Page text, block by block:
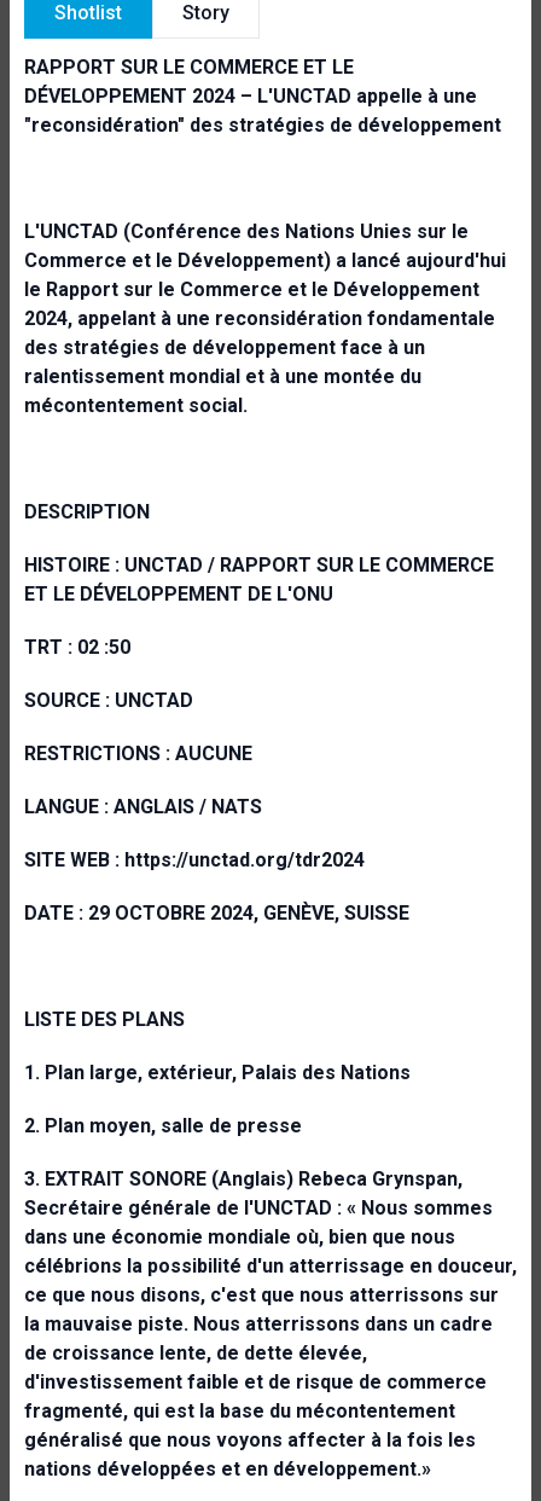
Shotlist Story
RAPPORT SUR LE COMMERCE ET LE
DÉVELOPPEMENT 2024 – L'UNCTAD appelle à une
"reconsidération" des stratégies de développement
L'UNCTAD (Conférence des Nations Unies sur le
Commerce et le Développement) a lancé aujourd'hui
le Rapport sur le Commerce et le Développement
2024, appelant à une reconsidération fondamentale
des stratégies de développement face à un
ralentissement mondial et à une montée du
mécontentement social.
DESCRIPTION
HISTOIRE : UNCTAD / RAPPORT SUR LE COMMERCE
ET LE DÉVELOPPEMENT DE L'ONU
TRT : 02 :50
SOURCE : UNCTAD
RESTRICTIONS : AUCUNE
LANGUE : ANGLAIS / NATS
SITE WEB : https://unctad.org/tdr2024
DATE : 29 OCTOBRE 2024, GENÈVE, SUISSE
LISTE DES PLANS
1. Plan large, extérieur, Palais des Nations
2. Plan moyen, salle de presse
3. EXTRAIT SONORE (Anglais) Rebeca Grynspan,
Secrétaire générale de l'UNCTAD : « Nous sommes
dans une économie mondiale où, bien que nous
célébrions la possibilité d'un atterrissage en douceur,
ce que nous disons, c'est que nous atterrissons sur
la mauvaise piste. Nous atterrissons dans un cadre
de croissance lente, de dette élevée,
d'investissement faible et de risque de commerce
fragmenté, qui est la base du mécontentement
généralisé que nous voyons affecter à la fois les
nations développées et en développement.»